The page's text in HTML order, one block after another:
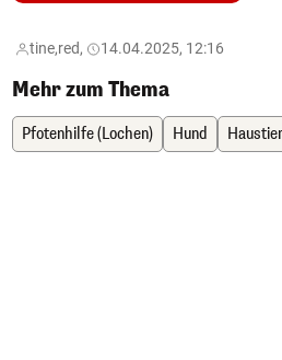
tine,red, 14.04.2025, 12:16
Mehr zum Thema
Pfotenhilfe (Lochen) Hund